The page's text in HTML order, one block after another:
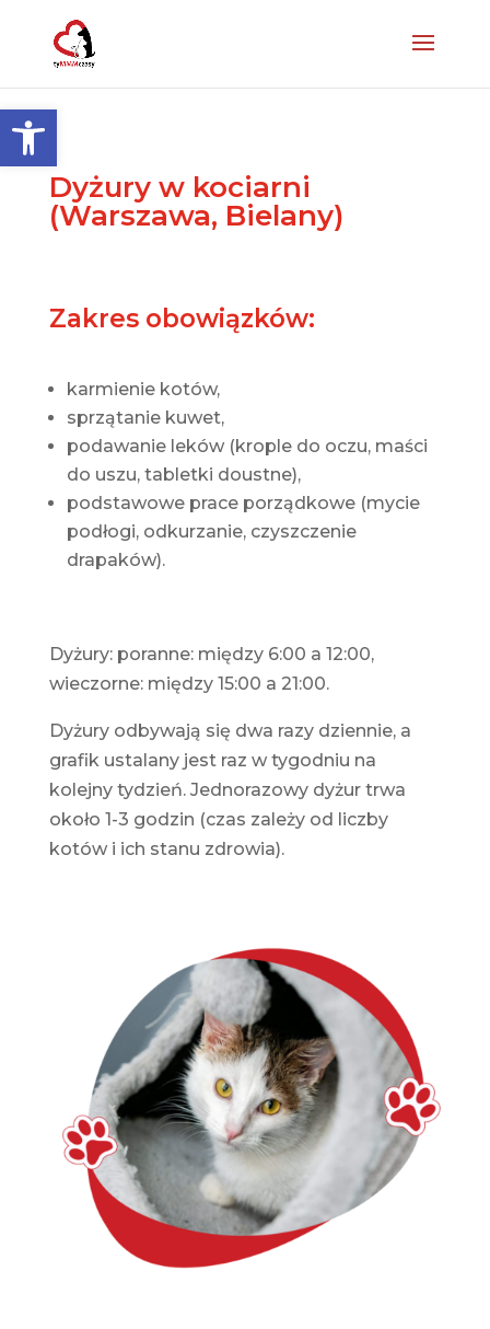
Otwórz pasek narzędzi
Dyżury w kociarni
(Warszawa, Bielany)
Zakres obowiązków:
karmienie kotów,
sprzątanie kuwet,
podawanie leków (krople do oczu, maści
do uszu, tabletki doustne),
podstawowe prace porządkowe (mycie
podłogi, odkurzanie, czyszczenie
drapaków).
Dyżury: poranne: między 6:00 a 12:00,
wieczorne: między 15:00 a 21:00.
Dyżury odbywają się dwa razy dziennie, a
grafik ustalany jest raz w tygodniu na
kolejny tydzień. Jednorazowy dyżur trwa
około 1-3 godzin (czas zależy od liczby
kotów i ich stanu zdrowia).